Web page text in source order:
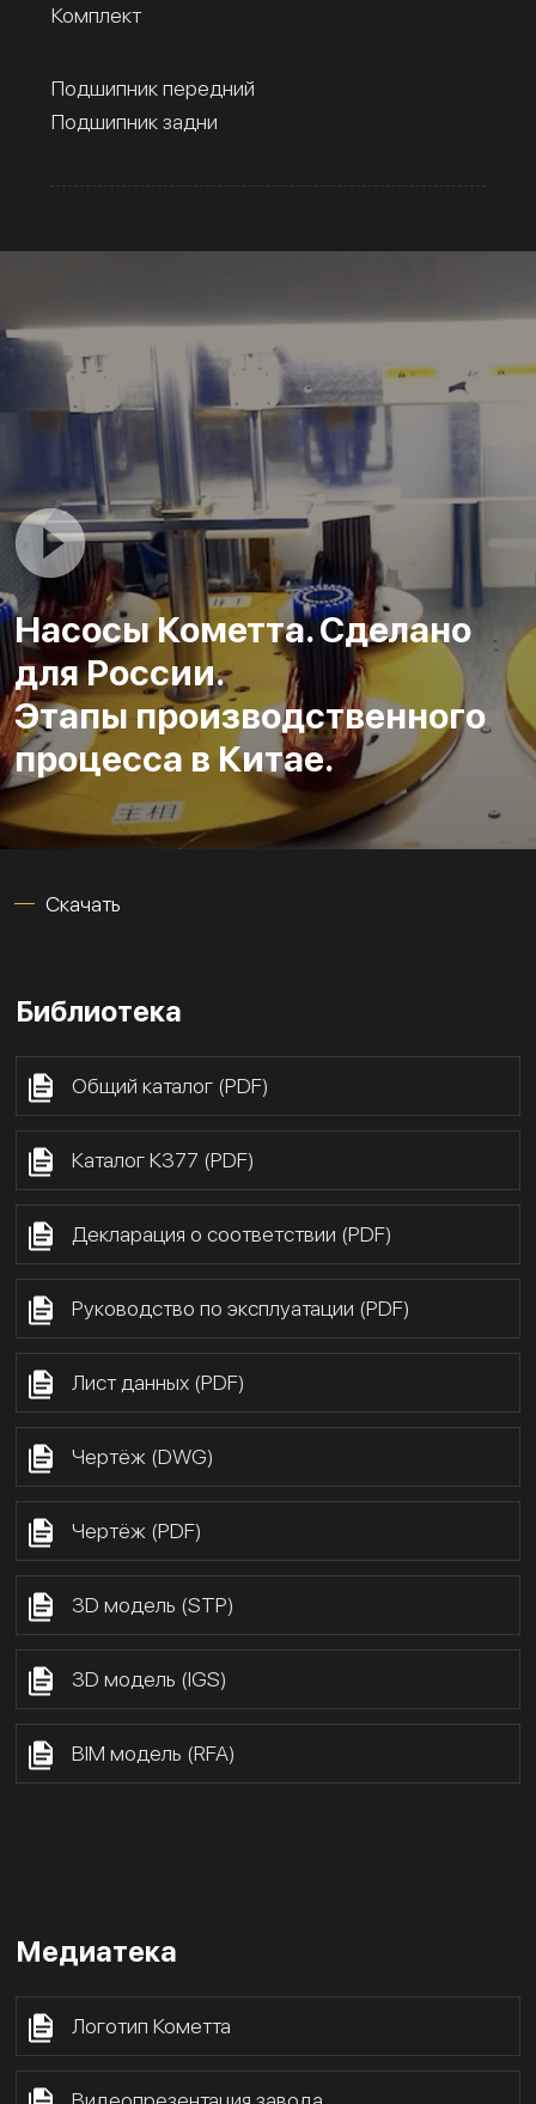
Комплект
Подшипник передний
Подшипник задни
Насосы Кометта. Сделано
для России.
Этапы производственного
процесса в Китае.
Скачать
Библиотека
Общий каталог (PDF)
Каталог К377 (PDF)
Декларация о соответствии (PDF)
Руководство по эксплуатации (PDF)
Лист данных (PDF)
Чертёж (DWG)
Чертёж (PDF)
3D модель (STP)
3D модель (IGS)
BIM модель (RFA)
Медиатека
Логотип Кометта